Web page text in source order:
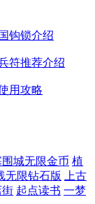
钩锁介绍
符推荐介绍
用攻略
城无限金币 植
无限钻石版
上古
街 起点读书 一梦